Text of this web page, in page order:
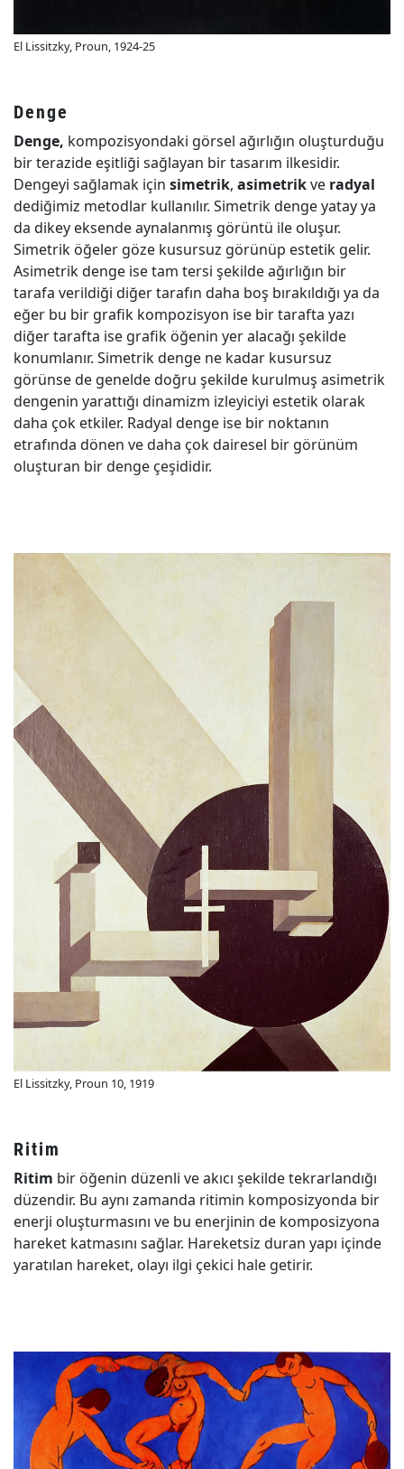
El Lissitzky, Proun, 1924-25
Denge
Denge, kompozisyondaki görsel ağırlığın oluşturduğu
bir terazide eşitliği sağlayan bir tasarım ilkesidir.
Dengeyi sağlamak için simetrik, asimetrikve radyal
dediğimiz metodlar kullanılır. Simetrik denge yatay ya
da dikey eksende aynalanmış görüntü ile oluşur.
Simetrik öğeler göze kusursuz görünüp estetik gelir.
Asimetrik denge ise tam tersi şekilde ağırlığın bir
tarafa verildiği diğer tarafın daha boş bırakıldığı ya da
eğer bu bir grafik kompozisyon ise bir tarafta yazı
diğer tarafta ise grafik öğenin yer alacağı şekilde
konumlanır. Simetrik denge ne kadar kusursuz
görünse de genelde doğru şekilde kurulmuş asimetrik
dengenin yarattığı dinamizm izleyiciyi estetik olarak
daha çok etkiler. Radyal denge ise bir noktanın
etrafında dönen ve daha çok dairesel bir görünüm
oluşturan bir denge çeşididir.
El Lissitzky, Proun 10, 1919
Ritim
Ritim bir öğenin düzenli ve akıcı şekilde tekrarlandığı
düzendir. Bu aynı zamanda ritimin komposizyonda bir
enerji oluşturmasını ve bu enerjinin de komposizyona
hareket katmasını sağlar. Hareketsiz duran yapı içinde
yaratılan hareket, olayı ilgi çekici hale getirir.